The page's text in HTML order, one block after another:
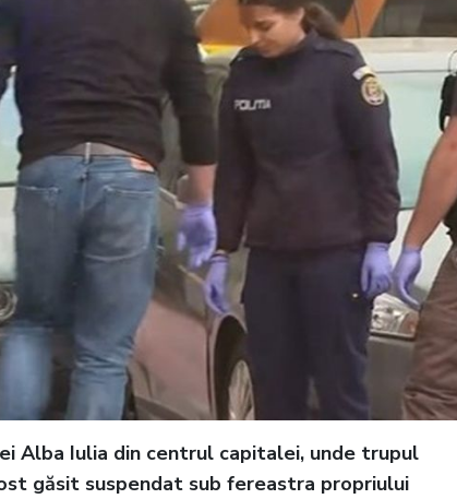
Alba Iulia din centrul capitalei, unde trupul
găsit suspendat sub fereastra propriului